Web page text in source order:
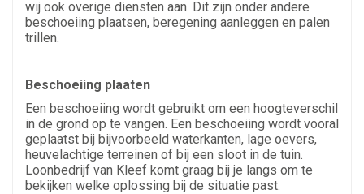
wij ook overige diensten aan. Dit zijn onder andere
beschoeiing plaatsen, beregening aanleggen en palen
trillen.
Beschoeiing plaaten
Een beschoeiing wordt gebruikt om een hoogteverschil
in de grond op te vangen. Een beschoeiing wordt vooral
geplaatst bij bijvoorbeeld waterkanten, lage oevers,
heuvelachtige terreinen of bij een sloot in de tuin.
Loonbedrijf van Kleef komt graag bij je langs om te
bekijken welke oplossing bij de situatie past.